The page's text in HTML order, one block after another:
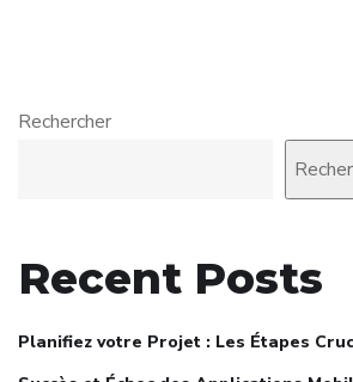
Rechercher
Recent Posts
Planifiez votre Projet : Les Étapes